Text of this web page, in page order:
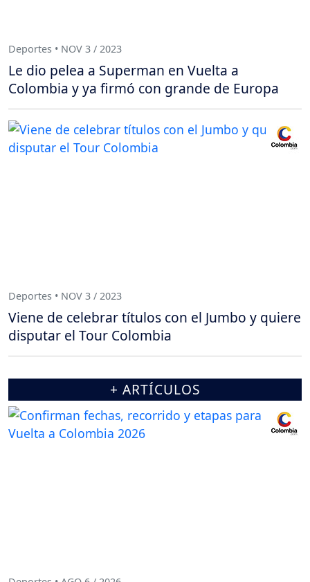
Deportes • NOV 3 / 2023
Le dio pelea a Superman en Vuelta a
Colombia y ya firmó con grande de Europa
Deportes • NOV 3 / 2023
Viene de celebrar títulos con el Jumbo y quiere
disputar el Tour Colombia
+ ARTÍCULOS